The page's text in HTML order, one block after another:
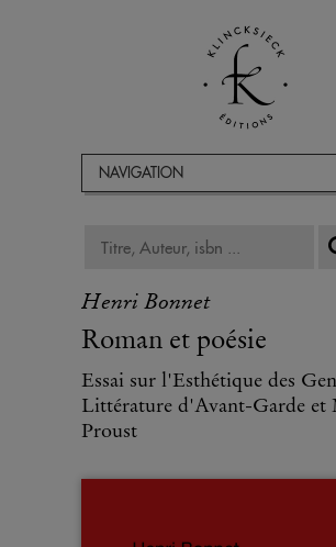
NAVIGATION
Henri Bonnet
Roman et poésie
Essai sur l'Esthétique des
Littérature d'Avant-Garde et
Proust